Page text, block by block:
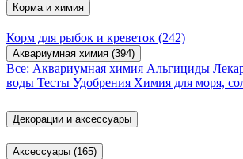
Корма и химия
Корм для рыбок и креветок (242)
Аквариумная химия (394)
Все: Аквариумная химия Альгициды
воды Тесты Удобрения Химия для моря,
Декорации и аксессуары
Аксессуары (165)